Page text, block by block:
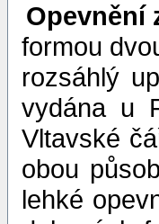
Opevnění
formou
rozsáhlý
vydána u
Vltavské
obou
lehké